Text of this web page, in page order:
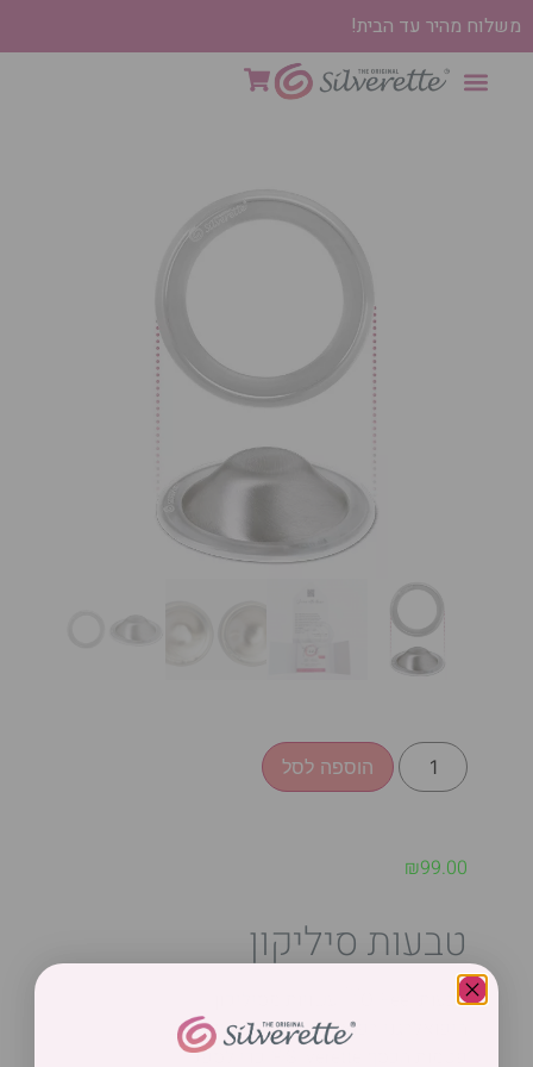
משלוח מהיר עד הבית!
הוספה לסל
₪99.00
טבעות סיליקון
היפואלרגני רפואי. הן עובדות בשילוב עם
פטמות הכסף Silverette® כדי לספק